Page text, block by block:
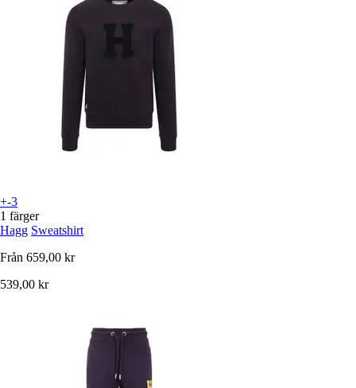
+-3
1 färger
Hagg Sweatshirt
Från 659,00 kr
539,00 kr